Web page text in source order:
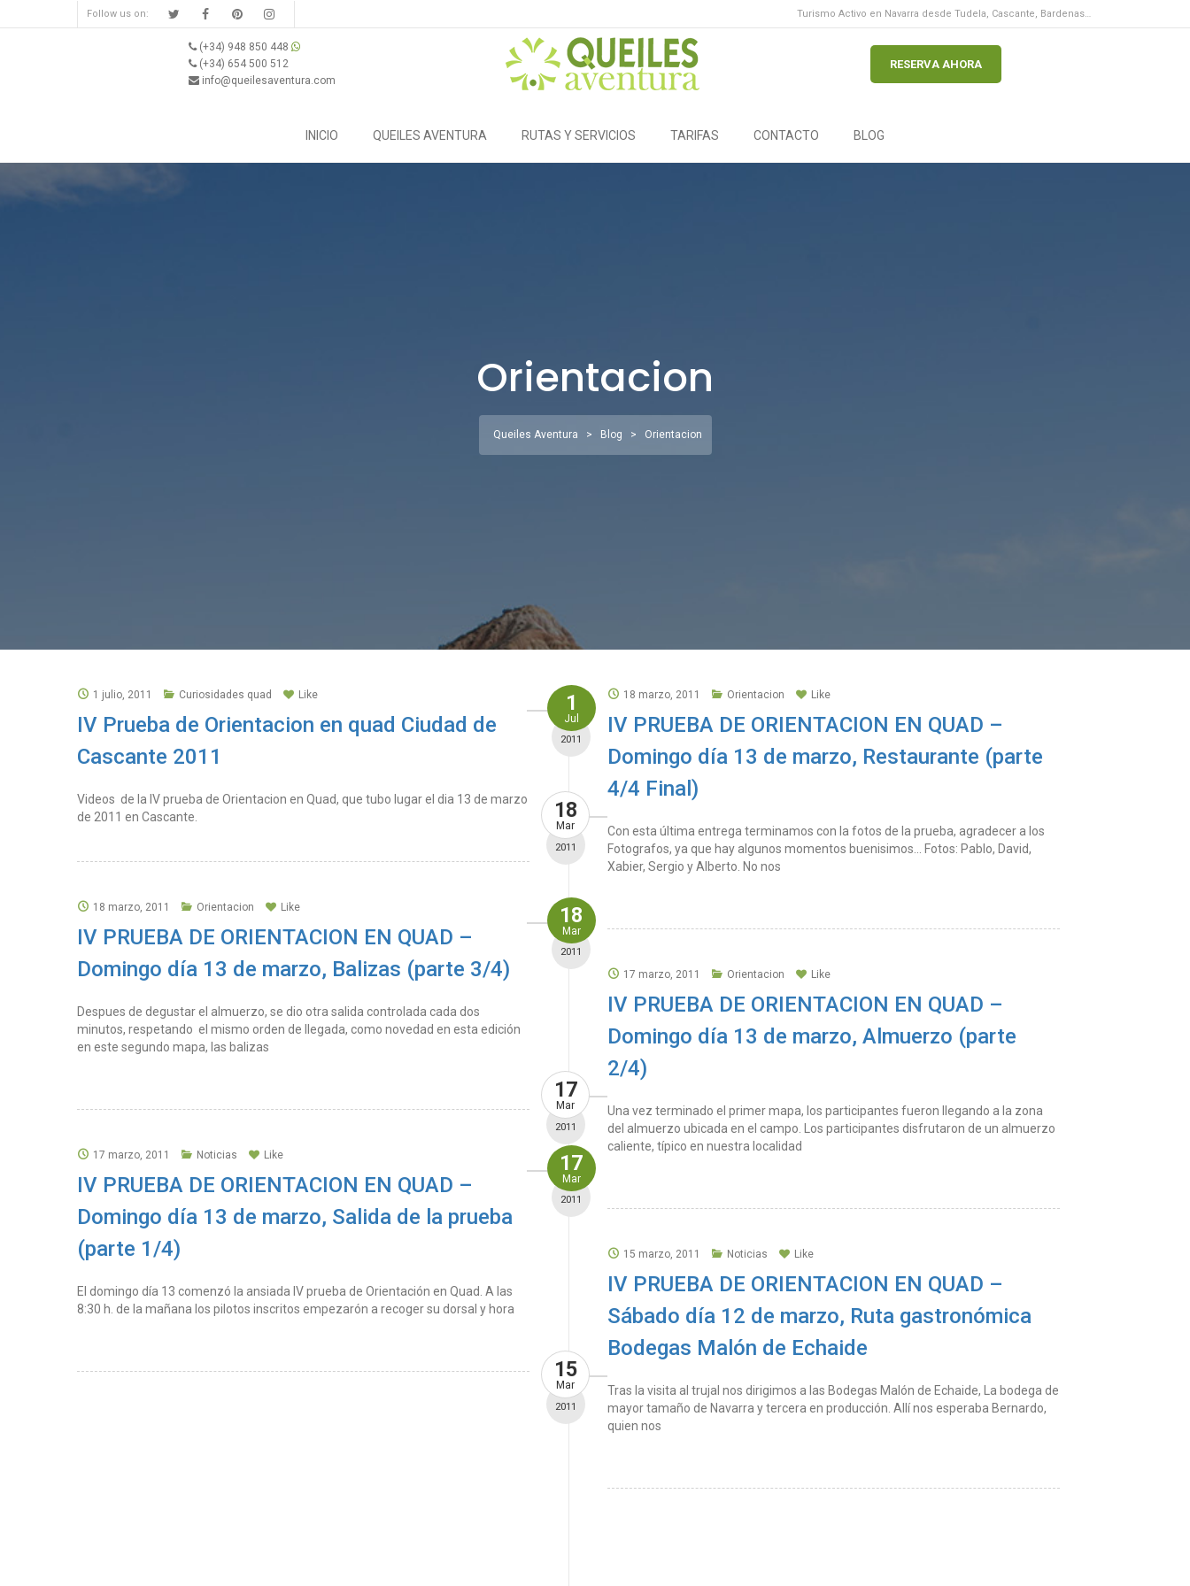
Follow us on: Turismo Activo en Navarra desde Tudela, Cascante, Bardenas…
(+34) 948 850 448
(+34) 654 500 512
info@queilesaventura.com
RESERVA AHORA
INICIO QUEILES AVENTURA RUTAS Y SERVICIOS TARIFAS CONTACTO BLOG
Orientacion
Queiles Aventura > Blog > Orientacion
1
Jul
2011
1 julio, 2011 Curiosidades quad Like
IV Prueba de Orientacion en quad Ciudad de
Cascante 2011
Videos de la IV prueba de Orientacion en Quad, que tubo lugar el dia 13 de marzo
de 2011 en Cascante.
18
Mar
2011
18 marzo, 2011 Orientacion Like
IV PRUEBA DE ORIENTACION EN QUAD –
Domingo día 13 de marzo, Restaurante (parte
4/4 Final)
Con esta última entrega terminamos con la fotos de la prueba, agradecer a los
Fotografos, ya que hay algunos momentos buenisimos... Fotos: Pablo, David,
Xabier, Sergio y Alberto. No nos
18
Mar
2011
18 marzo, 2011 Orientacion Like
IV PRUEBA DE ORIENTACION EN QUAD –
Domingo día 13 de marzo, Balizas (parte 3/4)
Despues de degustar el almuerzo, se dio otra salida controlada cada dos
minutos, respetando el mismo orden de llegada, como novedad en esta edición
en este segundo mapa, las balizas
17
Mar
2011
17 marzo, 2011 Orientacion Like
IV PRUEBA DE ORIENTACION EN QUAD –
Domingo día 13 de marzo, Almuerzo (parte
2/4)
Una vez terminado el primer mapa, los participantes fueron llegando a la zona
del almuerzo ubicada en el campo. Los participantes disfrutaron de un almuerzo
caliente, típico en nuestra localidad
17
Mar
2011
17 marzo, 2011 Noticias Like
IV PRUEBA DE ORIENTACION EN QUAD –
Domingo día 13 de marzo, Salida de la prueba
(parte 1/4)
El domingo día 13 comenzó la ansiada IV prueba de Orientación en Quad. A las
8:30 h. de la mañana los pilotos inscritos empezarón a recoger su dorsal y hora
15
Mar
2011
15 marzo, 2011 Noticias Like
IV PRUEBA DE ORIENTACION EN QUAD –
Sábado día 12 de marzo, Ruta gastronómica
Bodegas Malón de Echaide
Tras la visita al trujal nos dirigimos a las Bodegas Malón de Echaide, La bodega de
mayor tamaño de Navarra y tercera en producción. Allí nos esperaba Bernardo,
quien nos